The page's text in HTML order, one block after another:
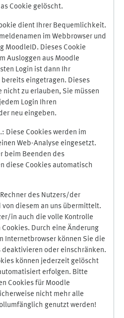
Cookie gelöscht.
dient Ihrer Bequemlichkeit.
im Webbrowser und
MoodleID. Dieses Cookie
Ausloggen aus Moodle
Login ist dann Ihr
eingetragen. Dieses
nicht zu erlauben, Sie müssen
Login Ihren
neu eingeben.
Diese Cookies werden im
Web-Analyse eingesetzt.
beim Beenden des
diese Cookies automatisch
des Nutzers/der
diesem an uns übermittelt.
in auch die volle Kontrolle
Durch eine Änderung
Internetbrowser können Sie die
deaktivieren oder einschränken.
können jederzeit gelöscht
erfolgen. Bitte
Cookies für Moodle
nicht mehr alle
genutzt werden!